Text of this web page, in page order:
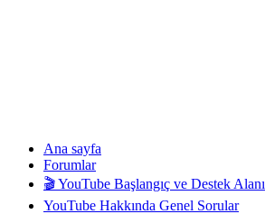
Ana sayfa
Forumlar
🎬 YouTube Başlangıç ve Destek Alanı
YouTube Hakkında Genel Sorular